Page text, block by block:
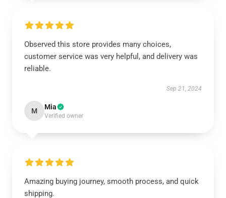
Observed this store provides many choices,
customer service was very helpful, and delivery was
reliable.
Sep 21, 2024
M Mia
Verified owner
Amazing buying journey, smooth process, and quick
shipping.